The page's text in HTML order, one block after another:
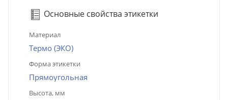
Основные свойства этикетки
Материал
Термо (ЭКО)
Форма этикетки
Прямоугольная
Высота, мм